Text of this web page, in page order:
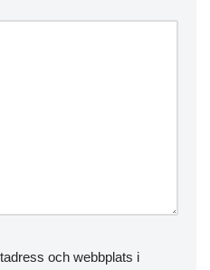
och webbplats i